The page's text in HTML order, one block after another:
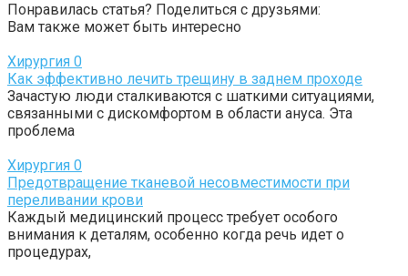
Понравилась статья? Поделиться с друзьями:
Вам также может быть интересно
Хирургия 0
Как эффективно лечить трещину в заднем проходе
Зачастую люди сталкиваются с шаткими ситуациями,
связанными с дискомфортом в области ануса. Эта
проблема
Хирургия 0
Предотвращение тканевой несовместимости при
переливании крови
Каждый медицинский процесс требует особого
внимания к деталям, особенно когда речь идет о
процедурах,